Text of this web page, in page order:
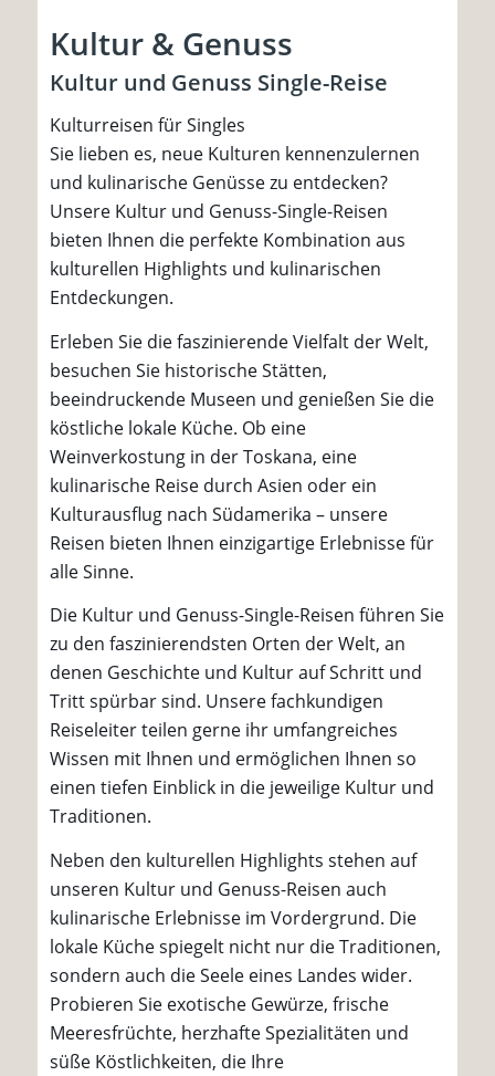
Kultur & Genuss
Kultur und Genuss Single-Reise
Kulturreisen für Singles
Sie lieben es, neue Kulturen kennenzulernen
und kulinarische Genüsse zu entdecken?
Unsere Kultur und Genuss-Single-Reisen
bieten Ihnen die perfekte Kombination aus
kulturellen Highlights und kulinarischen
Entdeckungen.
Erleben Sie die faszinierende Vielfalt der Welt,
besuchen Sie historische Stätten,
beeindruckende Museen und genießen Sie die
köstliche lokale Küche. Ob eine
Weinverkostung in der Toskana, eine
kulinarische Reise durch Asien oder ein
Kulturausflug nach Südamerika – unsere
Reisen bieten Ihnen einzigartige Erlebnisse für
alle Sinne.
Die Kultur und Genuss-Single-Reisen führen Sie
zu den faszinierendsten Orten der Welt, an
denen Geschichte und Kultur auf Schritt und
Tritt spürbar sind. Unsere fachkundigen
Reiseleiter teilen gerne ihr umfangreiches
Wissen mit Ihnen und ermöglichen Ihnen so
einen tiefen Einblick in die jeweilige Kultur und
Traditionen.
Neben den kulturellen Highlights stehen auf
unseren Kultur und Genuss-Reisen auch
kulinarische Erlebnisse im Vordergrund. Die
lokale Küche spiegelt nicht nur die Traditionen,
sondern auch die Seele eines Landes wider.
Probieren Sie exotische Gewürze, frische
Meeresfrüchte, herzhafte Spezialitäten und
süße Köstlichkeiten, die Ihre